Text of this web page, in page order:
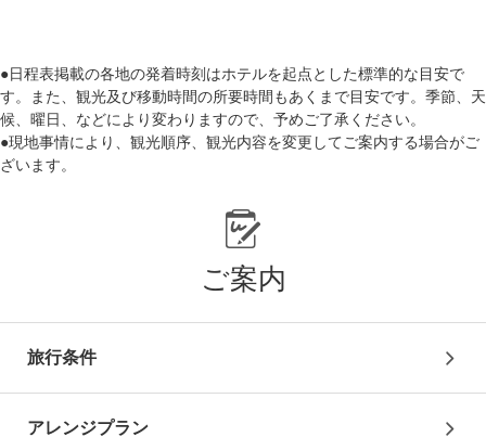
【09:00】プライベート日本語ガイドがご案内するベネ
チア観光
ドゥカーレ宮殿（入場）、 サンマルコ寺院 （入場）、
※宗教行事等、サンマルコ寺院に入場できない場合は
※Tシャツ・ジーンズなどの軽装は不可となります
【13:00】徒歩と
特急列車にて（1等指定席/約2時間）フィレンツェへ
●日程表掲載の各地の発着時刻はホテルを起点とした標準的な目安で
す。また、観光及び移動時間の所要時間もあくまで目安です。季節、天
候、曜日、などにより変わりますので、予めご了承ください。
●現地事情により、観光順序、観光内容を変更してご案内する場合がご
ざいます。
ご案内
旅行条件
アレンジプラン